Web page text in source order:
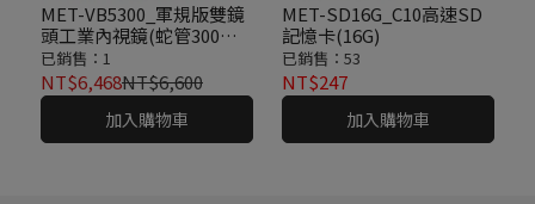
MET-VB5300_軍規版雙鏡
頭工業內視鏡(蛇管300公
分)
已銷售：1
NT$6,468NT$6,600
加入購物車
MET-SD16G_C10高速SD
記憶卡(16G)
已銷售：53
NT$247
加入購物車